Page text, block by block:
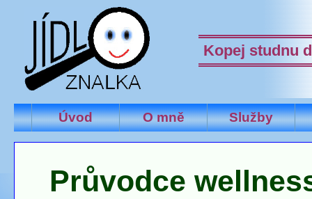
Kopej studnu
Úvod O mně Služby
Průvodce